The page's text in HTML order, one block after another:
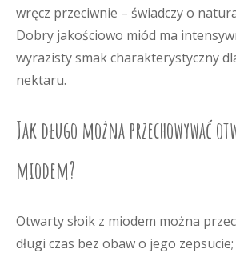
wręcz przeciwnie – świadczy o
Dobry jakościowo miód ma
wyrazisty smak charakterystyczny
nektaru.
Jak długo można przechowywać
miodem?
Otwarty słoik z miodem można
długi czas bez obaw o jego